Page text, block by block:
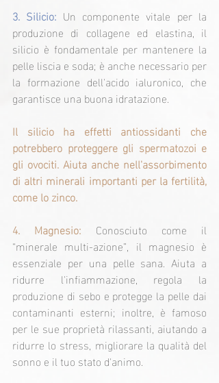
3. Silicio: Un componente vitale per la
produzione di collagene ed elastina, il
silicio è fondamentale per mantenere la
pelle liscia e soda; è anche necessario per
la formazione dell'acido ialuronico, che
garantisce una buona idratazione.
Il silicio ha effetti antiossidanti che
potrebbero proteggere gli spermatozoi e
gli ovociti. Aiuta anche nell'assorbimento
di altri minerali importanti per la fertilità,
come lo zinco.
4. Magnesio:
Conosciuto come il
“minerale multi-azione”, il magnesio è
essenziale per una pelle sana. Aiuta a
ridurre l'infiammazione, regola la
produzione di sebo e protegge la pelle dai
contaminanti esterni; inoltre, è famoso
per le sue proprietà rilassanti, aiutando a
ridurre lo stress, migliorare la qualità del
sonno e il tuo stato d'animo.